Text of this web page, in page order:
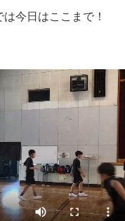
今日はここまで！